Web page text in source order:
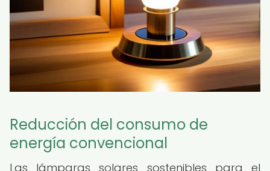
Reducción del consumo de
energía convencional
Las lámparas solares sostenibles para el